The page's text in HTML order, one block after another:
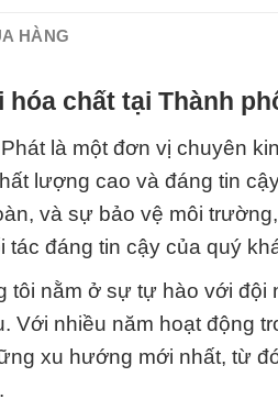
HÀNG
chất tại Thành
là một đơn vị chuyên
lượng cao và đáng tin
và sự bảo vệ môi
tác đáng tin cậy của quý
tôi nằm ở sự tự hào với đội
Với nhiều năm hoạt động
xu hướng mới nhất, từ